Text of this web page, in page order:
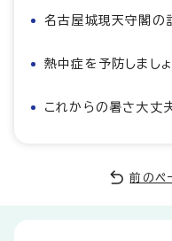
名古屋城現天守閣の
熱中症を予防しましょ
これからの暑さ大丈
前のペ